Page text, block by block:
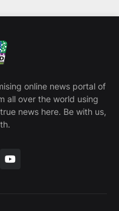
online news portal of
all over the world using
news here. Be with us,